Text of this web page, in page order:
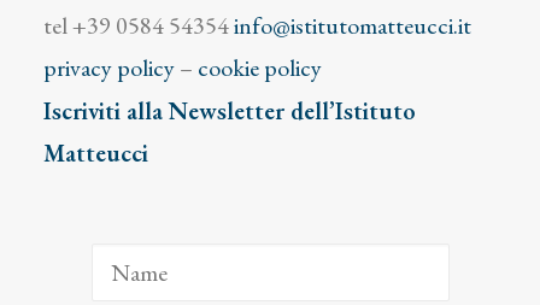
tel +39 0584 54354info@istitutomatteucci.it
privacy policy– cookie policy
Iscriviti alla Newsletter dell’Istituto
Matteucci